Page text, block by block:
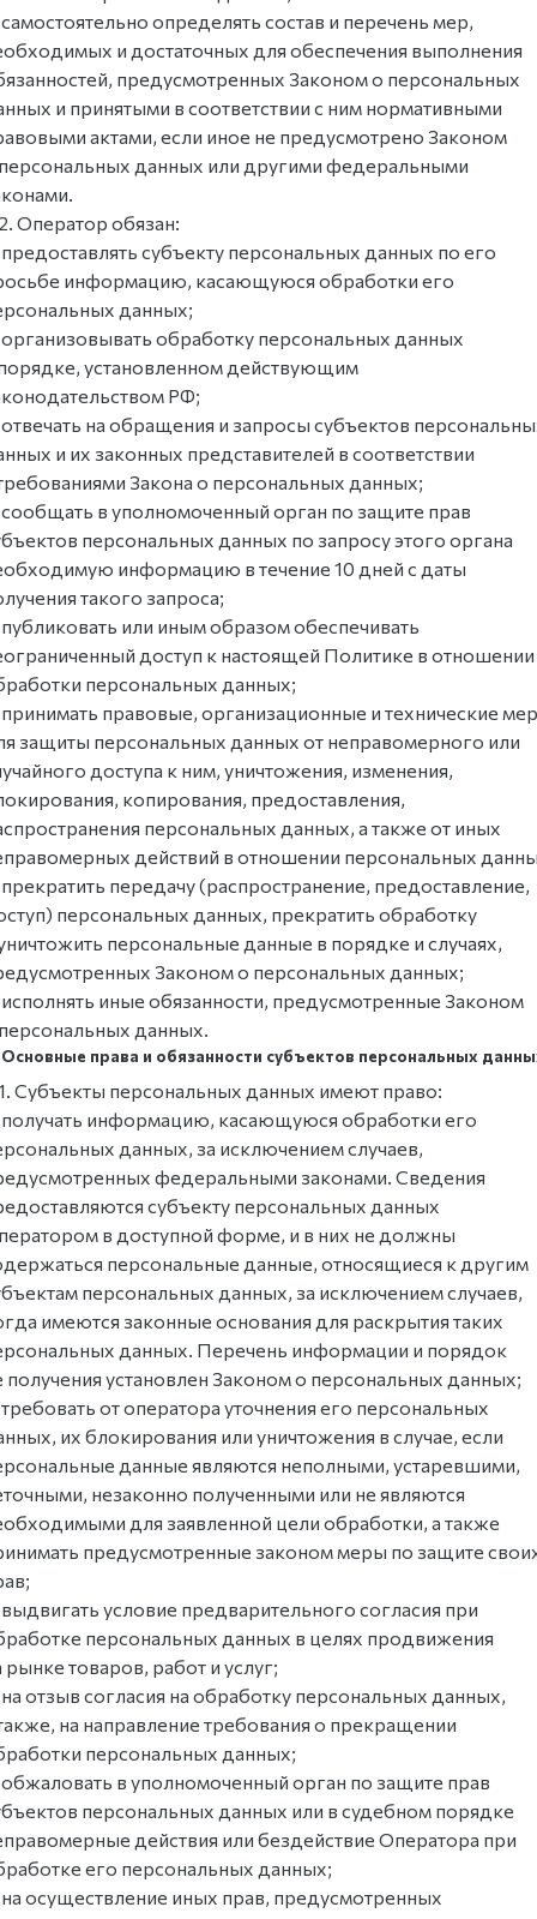
определять состав и перечень мер,
и достаточных для обеспечения выполнения
предусмотренных Законом о персональных
и принятыми в соответствии с ним нормативными
актами, если иное не предусмотрено Законом
данных или другими федеральными
Оператор обязан:
субъекту персональных данных по его
информацию, касающуюся обработки его
данных;
обработку персональных данных
установленном действующим
РФ;
на обращения и запросы субъектов
и их законных представителей в соответствии
Закона о персональных данных;
в уполномоченный орган по защите прав
персональных данных по запросу этого органа
информацию в течение 10 дней с даты
такого запроса;
или иным образом обеспечивать
доступ к настоящей Политике в отношении
персональных данных;
правовые, организационные и технические
защиты персональных данных от неправомерного или
доступа к ним, уничтожения, изменения,
копирования, предоставления,
персональных данных, а также от иных
действий в отношении персональных
передачу (распространение, предоставление,
персональных данных, прекратить обработку
персональные данные в порядке и случаях,
Законом о персональных данных;
иные обязанности, предусмотренные Законом
данных.
права и обязанности субъектов персональных
Субъекты персональных данных имеют право:
информацию, касающуюся обработки его
данных, за исключением случаев,
федеральными законами. Сведения
субъекту персональных данных
в доступной форме, и в них не должны
персональные данные, относящиеся к другим
персональных данных, за исключением случаев,
имеются законные основания для раскрытия таких
данных. Перечень информации и порядок
получения установлен Законом о персональных данных;
от оператора уточнения его персональных
их блокирования или уничтожения в случае, если
данные являются неполными, устаревшими,
незаконно полученными или не являются
для заявленной цели обработки, а также
предусмотренные законом меры по защите
условие предварительного согласия при
персональных данных в целях продвижения
рынке товаров, работ и услуг;
отзыв согласия на обработку персональных данных,
на направление требования о прекращении
персональных данных;
в уполномоченный орган по защите прав
персональных данных или в судебном порядке
действия или бездействие Оператора при
его персональных данных;
осуществление иных прав, предусмотренных